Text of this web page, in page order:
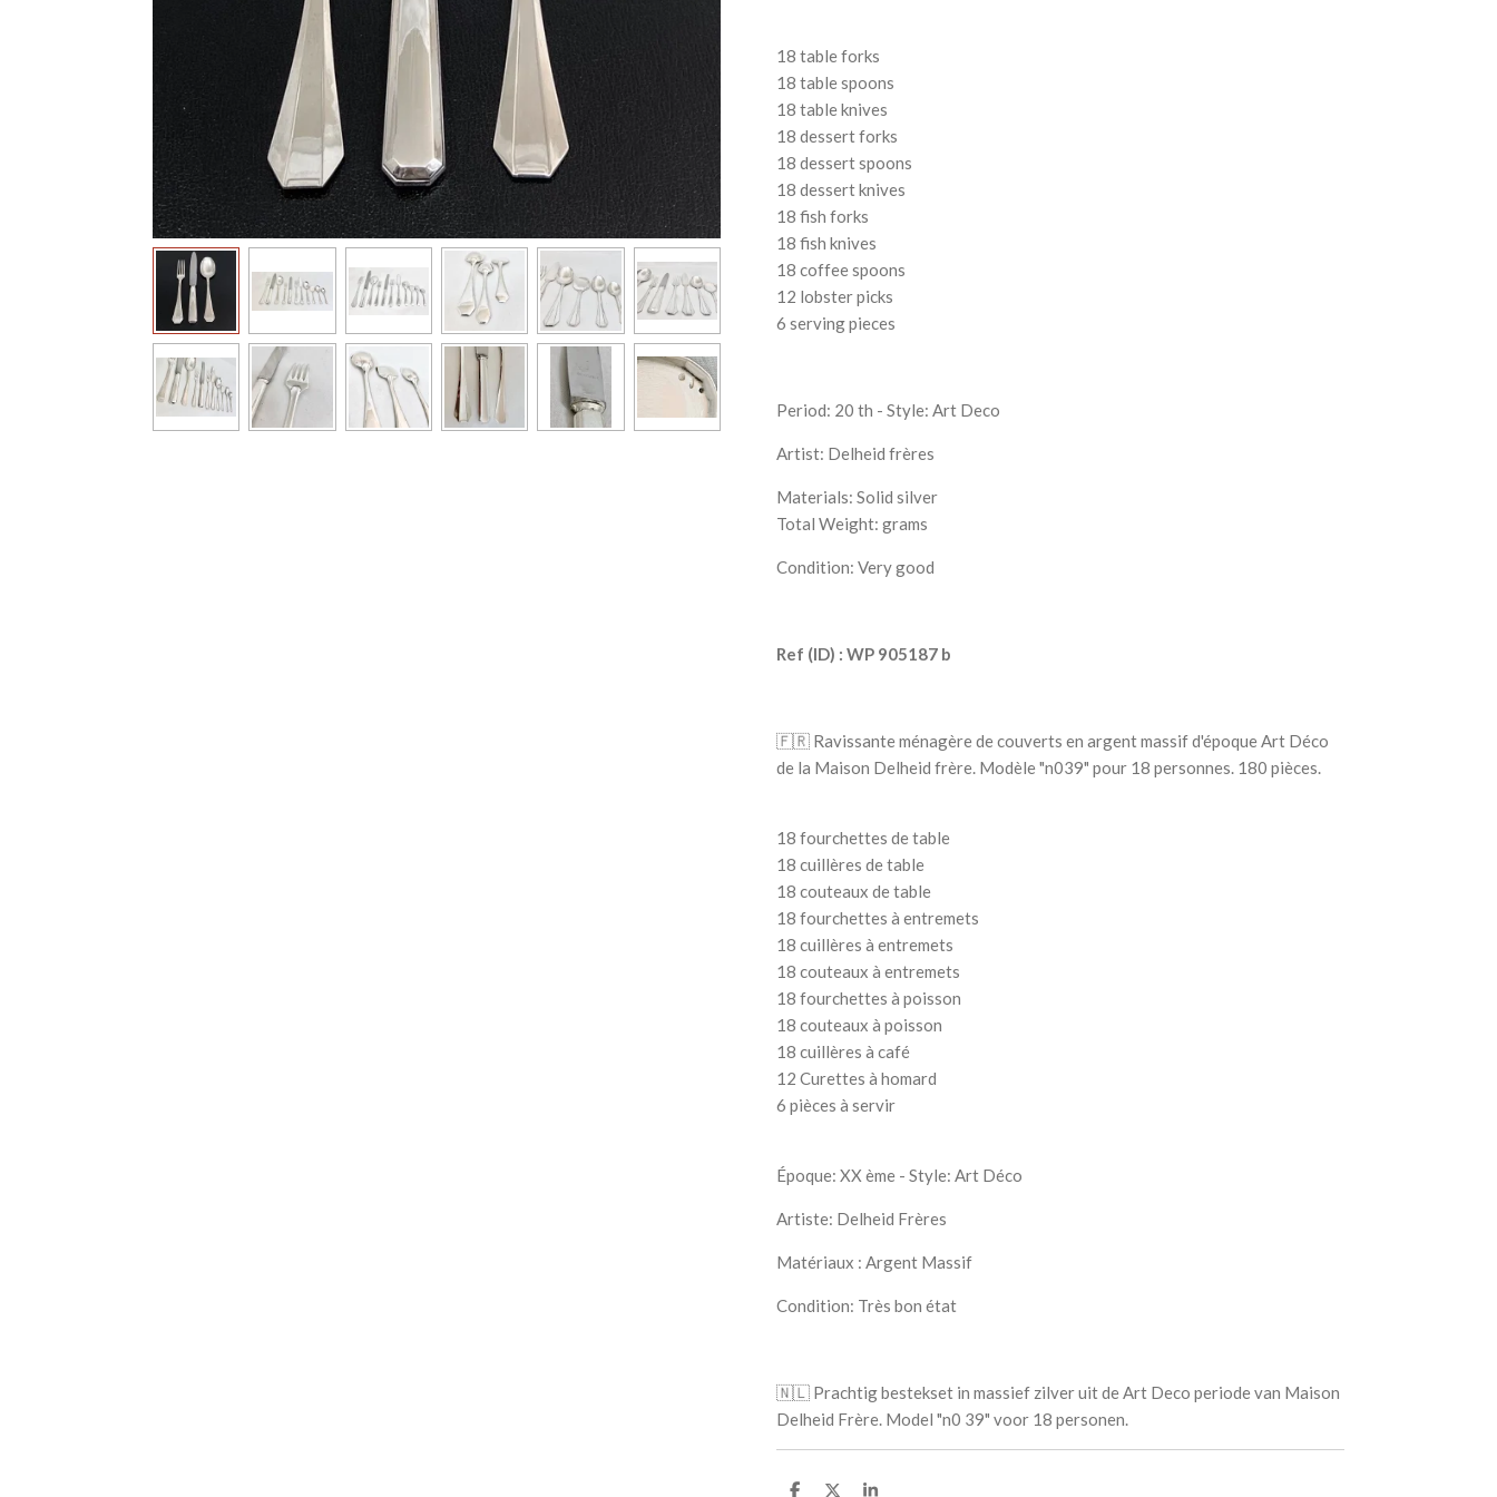
18 table forks
18 table spoons
18 table knives
18 dessert forks
18 dessert spoons
18 dessert knives
18 fish forks
18 fish knives
18 coffee spoons
12 lobster picks
6 serving pieces
Period: 20 th - Style: Art Deco
Artist: Delheid frères
Materials: Solid silver
Total Weight: grams
Condition: Very good
Ref (ID) : WP 905187 b
🇫🇷 Ravissante ménagère de couverts en argent massif d'époque Art Déco
de la Maison Delheid frère. Modèle "n039" pour 18 personnes. 180 pièces.
18 fourchettes de table
18 cuillères de table
18 couteaux de table
18 fourchettes à entremets
18 cuillères à entremets
18 couteaux à entremets
18 fourchettes à poisson
18 couteaux à poisson
18 cuillères à café
12 Curettes à homard
6 pièces à servir
Époque: XX ème - Style: Art Déco
Artiste: Delheid Frères
Matériaux : Argent Massif
Condition: Très bon état
🇳🇱 Prachtig bestekset in massief zilver uit de Art Deco periode van Maison
Delheid Frère. Model "n0 39" voor 18 personen.